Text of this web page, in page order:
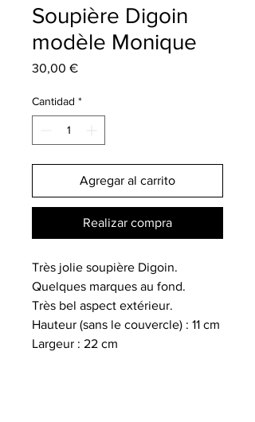
Soupière Digoin
modèle Monique
30,00 €Precio
Cantidad *
Agregar al carrito
Realizar compra
Très jolie soupière Digoin.
Quelques marques au fond.
Très bel aspect extérieur.
Hauteur (sans le couvercle) : 11 cm
Largeur : 22 cm